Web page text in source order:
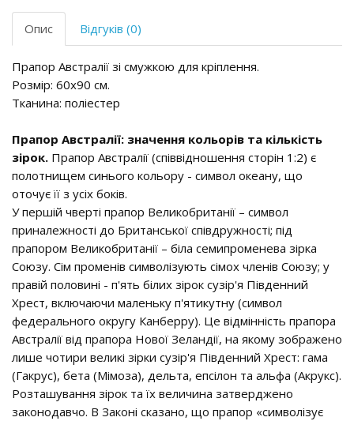
Опис Відгуків (0)
Прапор Австралії зі смужкою для кріплення.
Розмір: 60х90 см.
Тканина: поліестер
Прапор Австралії: значення кольорів та кількість
зірок. Прапор Австралії (співвідношення сторін 1:2) є
полотнищем синього кольору - символ океану, що
оточує її з усіх боків.
У першій чверті прапор Великобританії – символ
приналежності до Британської співдружності; під
прапором Великобританії – біла семипроменева зірка
Союзу. Сім променів символізують сімох членів Союзу; у
правій половині - п'ять білих зірок сузір'я Південний
Хрест, включаючи маленьку п'ятикутну (символ
федерального округу Канберру). Це відмінність прапора
Австралії від прапора Нової Зеландії, на якому зображено
лише чотири великі зірки сузір'я Південний Хрест: гама
(Гакрус), бета (Мімоза), дельта, епсілон та альфа (Акрукс).
Розташування зірок та їх величина затверджено
законодавчо. В Законі сказано, що прапор «символізує